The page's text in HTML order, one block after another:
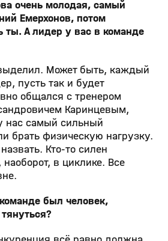
очень молодая, самый
Емерхонов, потом
ты. А лидер у вас в команде
Может быть, каждый
пусть так и будет
общался с тренером
Каринцевым,
нас самый сильный
брать физическую нагрузку.
Кто-то силен
наоборот, в циклике. Все
был человек,